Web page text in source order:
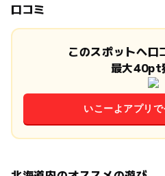
口コミ
このスポットへ口
最大40pt
いこーよアプリで